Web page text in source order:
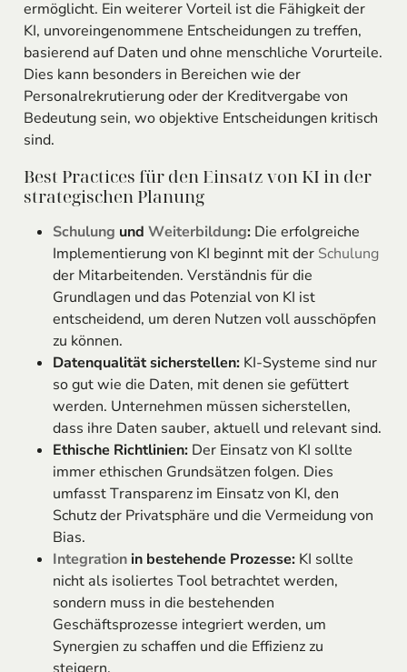
ermöglicht. Ein weiterer Vorteil ist die Fähigkeit der
KI, unvoreingenommene Entscheidungen zu treffen,
basierend auf Daten und ohne menschliche Vorurteile.
Dies kann besonders in Bereichen wie der
Personalrekrutierung oder der Kreditvergabe von
Bedeutung sein, wo objektive Entscheidungen kritisch
sind.
Best Practices für den Einsatz von KI in der
strategischen Planung
Schulung und Weiterbildung:Die erfolgreiche
Implementierung von KI beginnt mit der Schulung
der Mitarbeitenden. Verständnis für die
Grundlagen und das Potenzial von KI ist
entscheidend, um deren Nutzen voll ausschöpfen
zu können.
Datenqualität sicherstellen:KI-Systeme sind nur
so gut wie die Daten, mit denen sie gefüttert
werden. Unternehmen müssen sicherstellen,
dass ihre Daten sauber, aktuell und relevant sind.
Ethische Richtlinien:Der Einsatz von KI sollte
immer ethischen Grundsätzen folgen. Dies
umfasst Transparenz im Einsatz von KI, den
Schutz der Privatsphäre und die Vermeidung von
Bias.
Integrationin bestehende Prozesse:KI sollte
nicht als isoliertes Tool betrachtet werden,
sondern muss in die bestehenden
Geschäftsprozesse integriert werden, um
Synergien zu schaffen und die Effizienz zu